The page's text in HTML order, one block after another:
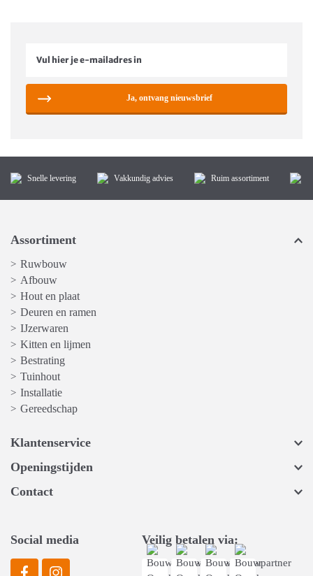
Ja, ontvang nieuwsbrief
Snelle levering Vakkundig advies Ruim assortiment
Assortiment
> Ruwbouw
> Afbouw
> Hout en plaat
> Deuren en ramen
> IJzerwaren
> Kitten en lijmen
> Bestrating
> Tuinhout
> Installatie
> Gereedschap
Klantenservice
Openingstijden
Contact
Social media Veilig betalen via: